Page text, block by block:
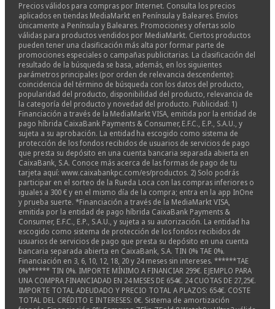
Precios válidos para compras por Internet. Consulta los precios
aplicados en tiendas MediaMarkt en Península y Baleares. Envíos
únicamente a Península y Baleares. Promociones y ofertas solo
válidas para productos vendidos por MediaMarkt. Ciertos productos
pueden tener una clasificación más alta por formar parte de
promociones especiales o campañas publicitarias. La clasificación del
resultado de la búsqueda se basa, además, en los siguientes
parámetros principales (por orden de relevancia descendente):
coincidencia del término de búsqueda con los datos del producto,
popularidad del producto, disponibilidad del producto, relevancia de
la categoría del producto y novedad del producto. Publicidad: 1)
Financiación a través de la MediaMarkt VISA, emitida por la entidad de
pago híbrida CaixaBank Payments & Consumer, E.F.C., E.P., S.A.U., y
sujeta a su aprobación. La entidad ha escogido como sistema de
protección de los fondos recibidos de usuarios de servicios de pago
que presta su depósito en una cuenta bancaria separada abierta en
CaixaBank, S.A. Conoce más acerca de las formas de pago de tu
tarjeta aquí: www.caixabankpc.com/es/productos. 2) Solo podrás
participar en el sorteo de la Rueda Loca con las compras inferiores o
iguales a 300 € y en el mismo día de la compra; entra en la app InOne
y prueba suerte. *Financiación a través de la MediaMarkt VISA,
emitida por la entidad de pago híbrida CaixaBank Payments &
Consumer, E.F.C., E.P., S.A.U., y sujeta a su autorización. La entidad ha
escogido como sistema de protección de los fondos recibidos de
usuarios de servicios de pago que presta su depósito en una cuenta
bancaria separada abierta en CaixaBank, S.A. TIN 0% TAE 0%.
Financiación en 3, 6, 10, 12, 18, 20 y 24 meses sin intereses. ******TAE
0%****** TIN 0%. IMPORTE MÍNIMO A FINANCIAR 299€. EJEMPLO PARA
UNA COMPRA FINANCIADAD EN 24 MESES DE 654€. 24 CUOTAS DE 27,25€.
IMPORTE TOTAL ADEUDADO Y PRECIO TOTAL A PLAZOS: 654€. COSTE
TOTAL DEL CRÉDITO E INTERESES: 0€. Sistema de amortización